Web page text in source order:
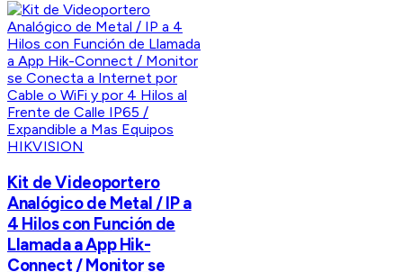
HIKVISION
Kit de Videoportero
Analógico de Metal / IP a
4 Hilos con Función de
Llamada a App Hik-
Connect / Monitor se